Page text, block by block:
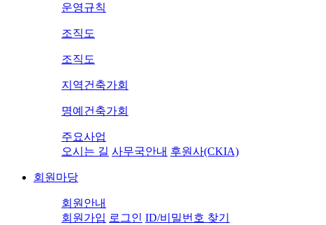
운영규칙
조직도
조직도
지역건축가회
명예건축가회
주요사업
오시는 길 사무국안내 후원사(CKIA)
회원마당
회원안내
회원가입 로그인 ID/비밀번호 찾기